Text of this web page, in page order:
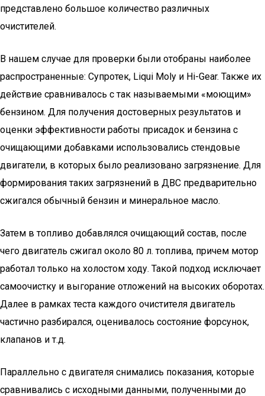
представлено большое количество различных
очистителей.
В нашем случае для проверки были отобраны наиболее
распространенные: Супротек, Liqui Moly и Hi-Gear. Также их
действие сравнивалось с так называемыми «моющим»
бензином. Для получения достоверных результатов и
оценки эффективности работы присадок и бензина с
очищающими добавками использовались стендовые
двигатели, в которых было реализовано загрязнение. Для
формирования таких загрязнений в ДВС предварительно
сжигался обычный бензин и минеральное масло.
Затем в топливо добавлялся очищающий состав, после
чего двигатель сжигал около 80 л. топлива, причем мотор
работал только на холостом ходу. Такой подход исключает
самоочистку и выгорание отложений на высоких оборотах.
Далее в рамках теста каждого очистителя двигатель
частично разбирался, оценивалось состояние форсунок,
клапанов и т.д.
Параллельно с двигателя снимались показания, которые
сравнивались с исходными данными, полученными до